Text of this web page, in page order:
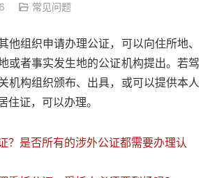
常见问题
他组织申请办理公证，可以向住所地、
或者事实发生地的公证机构提出。若驾
机构组织颁布、出具，或可以提供本人
住证，可以办理。
？是否所有的涉外公证都需要办理认